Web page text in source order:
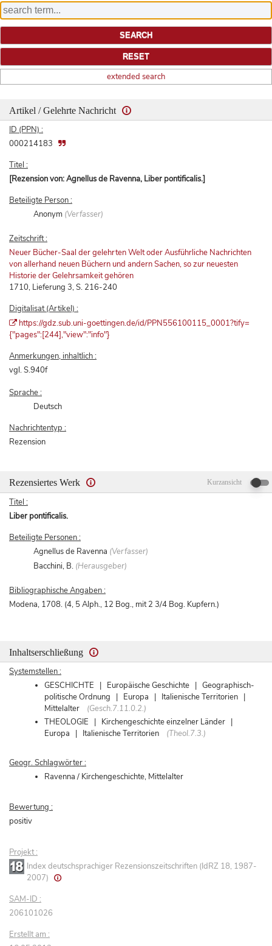
extended search
Artikel / Gelehrte Nachricht
ID (PPN) :
000214183
Titel :
[Rezension von: Agnellus de Ravenna, Liber pontificalis.]
Beteiligte Person :
Anonym (Verfasser)
Zeitschrift :
Neuer Bücher-Saal der gelehrten Welt oder Ausführliche Nachrichten
von allerhand neuen Büchern und andern Sachen, so zur neuesten
Historie der Gelehrsamkeit gehören
1710, Lieferung 3, S. 216-240
Digitalisat (Artikel) :
https://gdz.sub.uni-goettingen.de/id/PPN556100115_0001?tify=
{"pages":[244],"view":"info"}
Anmerkungen, inhaltlich :
vgl. S.940f
Sprache :
Deutsch
Nachrichtentyp :
Rezension
Rezensiertes Werk Kurzansicht
Titel :
Liber pontificalis.
Beteiligte Personen :
Agnellus de Ravenna (Verfasser)
Bacchini, B. (Herausgeber)
Bibliographische Angaben :
Modena, 1708. (4, 5 Alph., 12 Bog., mit 2 3/4 Bog. Kupfern.)
Inhaltserschließung
Systemstellen :
GESCHICHTE | Europäische Geschichte | Geographisch-
politische Ordnung | Europa | Italienische Territorien |
Mittelalter
(Gesch.7.11.0.2.)
THEOLOGIE | Kirchengeschichte einzelner Länder |
Europa | Italienische Territorien
(Theol.7.3.)
Geogr. Schlagwörter :
Ravenna / Kirchengeschichte, Mittelalter
Bewertung :
positiv
Projekt :
Index deutschsprachiger Rezensionszeitschriften (IdRZ 18, 1987-
2007)
SAM-ID :
206101026
Erstellt am :